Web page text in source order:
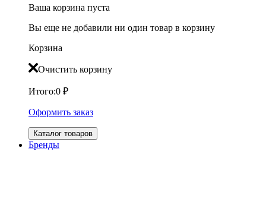
Ваша корзина пуста
Вы еще не добавили ни один товар в корзину
Корзина
Очистить корзину
Итого:0 ₽
Оформить заказ
Каталог товаров
Бренды